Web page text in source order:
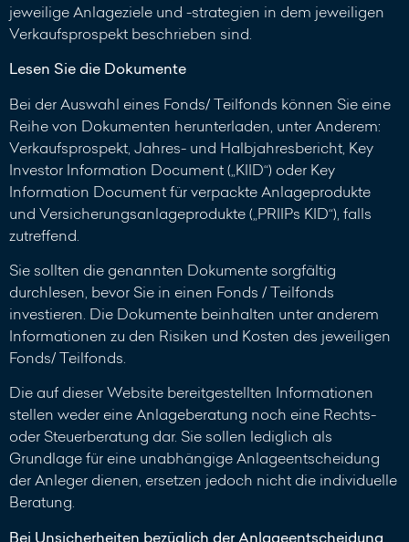
jeweilige Anlageziele und -strategien in dem jeweiligen
Verkaufsprospekt beschrieben sind.
Lesen Sie die Dokumente
Bei der Auswahl eines Fonds/ Teilfonds können Sie eine
Reihe von Dokumenten herunterladen, unter Anderem:
Verkaufsprospekt, Jahres- und Halbjahresbericht, Key
Investor Information Document („KIID“) oder Key
Information Document für verpackte Anlageprodukte
und Versicherungsanlageprodukte („PRIIPs KID“), falls
zutreffend.
Sie sollten die genannten Dokumente sorgfältig
durchlesen, bevor Sie in einen Fonds / Teilfonds
investieren. Die Dokumente beinhalten unter anderem
Informationen zu den Risiken und Kosten des jeweiligen
Fonds/ Teilfonds.
Die auf dieser Website bereitgestellten Informationen
stellen weder eine Anlageberatung noch eine Rechts-
oder Steuerberatung dar. Sie sollen lediglich als
Grundlage für eine unabhängige Anlageentscheidung
der Anleger dienen, ersetzen jedoch nicht die individuelle
Beratung.
Bei Unsicherheiten bezüglich der Anlageentscheidung